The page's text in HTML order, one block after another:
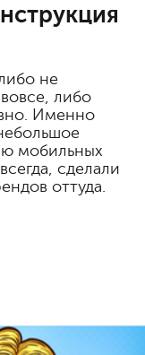
не
либо
Именно
мобильных
сделали
оттуда.